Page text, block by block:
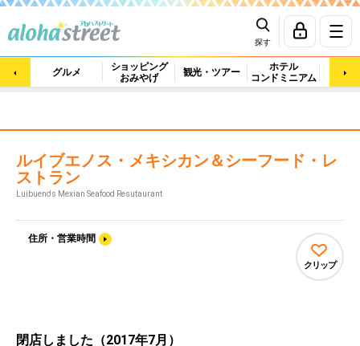
探す
グルメ
ショッピング
おみやげ
観光・ツアー
ホテル
コンドミニアム
マッ
ルイブエノス・メキシカン＆シーフード・レ
ストラン
Luibueno's Mexian Seafood Resutaurant
住所・営業時間
クリップ
閉店しました（2017年7月）